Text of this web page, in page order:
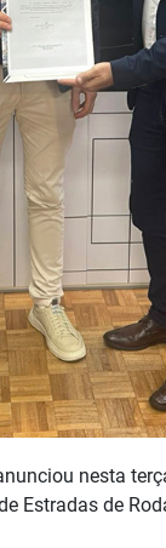
nesta
Estradas de